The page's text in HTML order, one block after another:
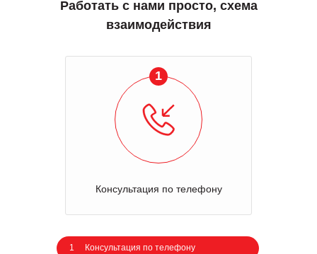
Работать с нами просто, схема
взаимодействия
1
Консультация по телефону
1 Консультация по телефону